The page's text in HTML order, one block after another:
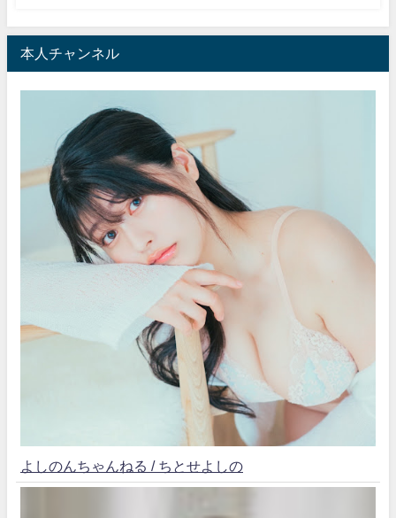
本人チャンネル
よしのんちゃんねる / ちとせよしの